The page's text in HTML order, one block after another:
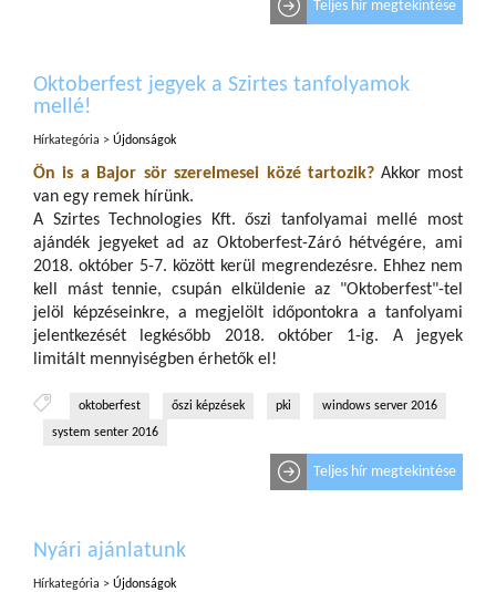
Teljes hír megtekintése
Oktoberfest jegyek a Szirtes tanfolyamok
mellé!
Hírkategória > Újdonságok
Ön is a Bajor sör szerelmesei közé tartozik? Akkor most
van egy remek hírünk.
A Szirtes Technologies Kft. őszi tanfolyamai mellé most
ajándék jegyeket ad az Oktoberfest-Záró hétvégére, ami
2018. október 5-7. között kerül megrendezésre. Ehhez nem
kell mást tennie, csupán elküldenie az "Oktoberfest"-tel
jelöl képzéseinkre, a megjelölt időpontokra a tanfolyami
jelentkezését legkésőbb 2018. október 1-ig. A jegyek
limitált mennyiségben érhetők el!
oktoberfest őszi képzések pki
windows server 2016
system senter 2016
Teljes hír megtekintése
Nyári ajánlatunk
Hírkategória > Újdonságok